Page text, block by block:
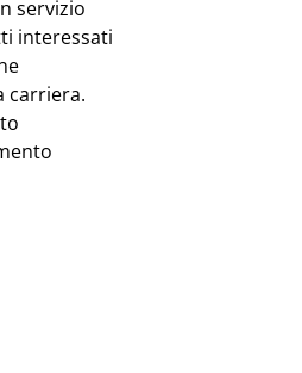
servizio
interessati
carriera.